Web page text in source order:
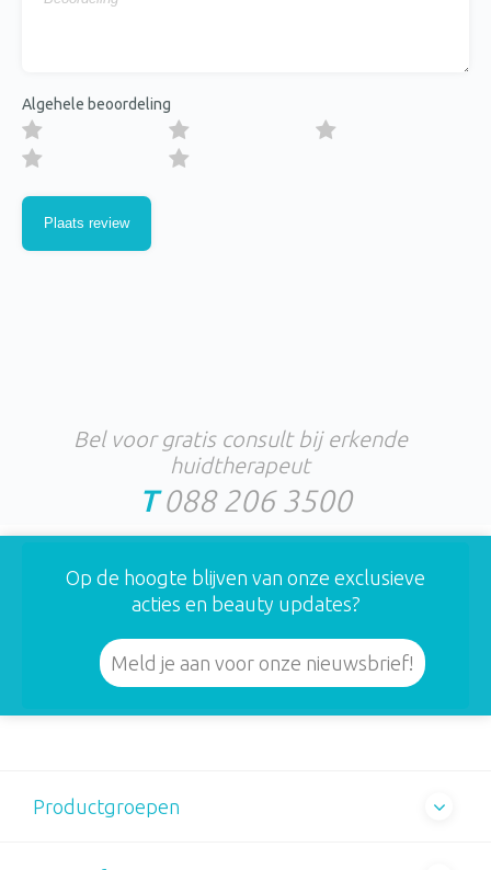
Algehele beoordeling
Bel voor gratis consult bij erkende
huidtherapeut
T088 206 3500
Op de hoogte blijven van onze exclusieve
acties en beauty updates?
Meld je aan voor onze nieuwsbrief!
Productgroepen